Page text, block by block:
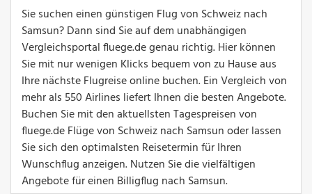
Sie suchen einen günstigen Flug von Schweiz nach
Samsun? Dann sind Sie auf dem unabhängigen
Vergleichsportal fluege.de genau richtig. Hier können
Sie mit nur wenigen Klicks bequem von zu Hause aus
Ihre nächste Flugreise online buchen. Ein Vergleich von
mehr als 550 Airlines liefert Ihnen die besten Angebote.
Buchen Sie mit den aktuellsten Tagespreisen von
fluege.de Flüge von Schweiz nach Samsun oder lassen
Sie sich den optimalsten Reisetermin für Ihren
Wunschflug anzeigen. Nutzen Sie die vielfältigen
Angebote für einen Billigflug nach Samsun.